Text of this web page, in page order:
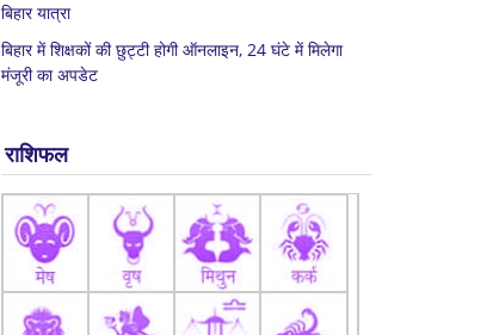
बिहार यात्रा
बिहार में शिक्षकों की छुट्टी होगी ऑनलाइन, 24 घंटे में मिलेगा
मंजूरी का अपडेट
राशिफल